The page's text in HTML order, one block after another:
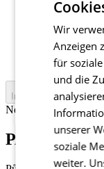
In den Warenkorb
Nejprve vyberte
PASSION Z3
Wir
Anzeigen
für
und die
unserer
soziale
weiter.